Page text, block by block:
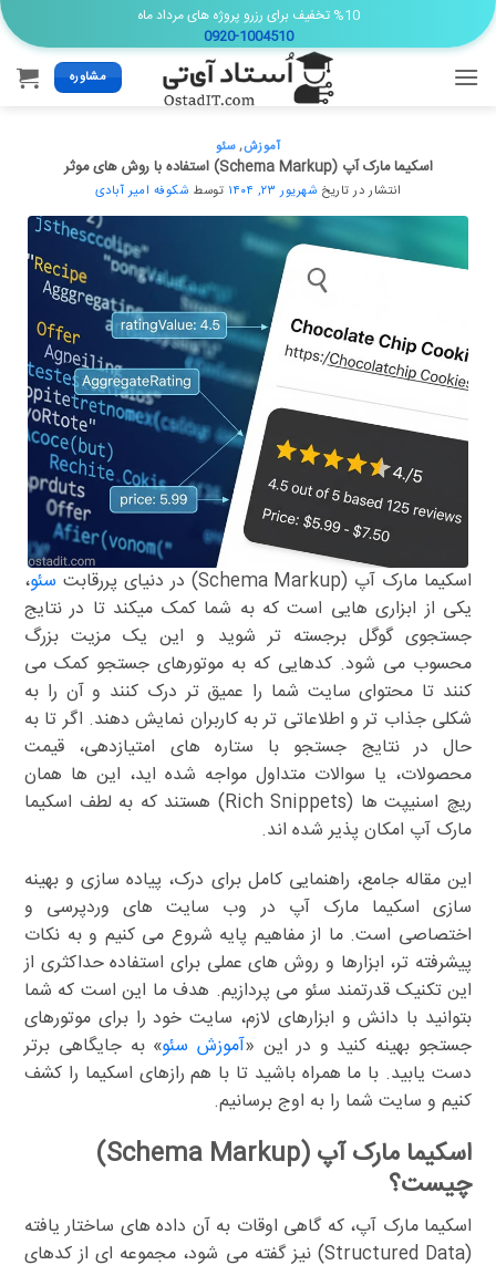
Skip
to
content
%10 تخفیف برای رزرو پروژه های مرداد ماه
0920-1004510
مشاوره
آموزش,سئو
اسکیما مارک آپ (Schema Markup) استفاده با روش های موثر
انتشار در تاریخ شهریور ۲۳, ۱۴۰۴ توسط شکوفه امیر آبادی
اسکیما مارک آپ (Schema Markup) در دنیای پررقابت سئو،
یکی از ابزاری هایی است که به شما کمک میکند تا در نتایج
جستجوی گوگل برجسته تر شوید و این یک مزیت بزرگ
محسوب می شود. کدهایی که به موتورهای جستجو کمک می
کنند تا محتوای سایت شما را عمیق تر درک کنند و آن را به
شکلی جذاب تر و اطلاعاتی تر به کاربران نمایش دهند. اگر تا به
حال در نتایج جستجو با ستاره های امتیازدهی، قیمت
محصولات، یا سوالات متداول مواجه شده اید، این ها همان
ریچ اسنیپت ها (Rich Snippets) هستند که به لطف اسکیما
مارک آپ امکان پذیر شده اند.
این مقاله جامع، راهنمایی کامل برای درک، پیاده سازی و بهینه
سازی اسکیما مارک آپ در وب سایت های وردپرسی و
اختصاصی است. ما از مفاهیم پایه شروع می کنیم و به نکات
پیشرفته تر، ابزارها و روش های عملی برای استفاده حداکثری از
این تکنیک قدرتمند سئو می پردازیم. هدف ما این است که شما
بتوانید با دانش و ابزارهای لازم، سایت خود را برای موتورهای
جستجو بهینه کنید و در این «آموزش سئو» به جایگاهی برتر
دست یابید. با ما همراه باشید تا با هم رازهای اسکیما را کشف
کنیم و سایت شما را به اوج برسانیم.
اسکیما مارک آپ (Schema Markup)
چیست؟
اسکیما مارک آپ، که گاهی اوقات به آن داده های ساختار یافته
(Structured Data) نیز گفته می شود، مجموعه ای از کدهای